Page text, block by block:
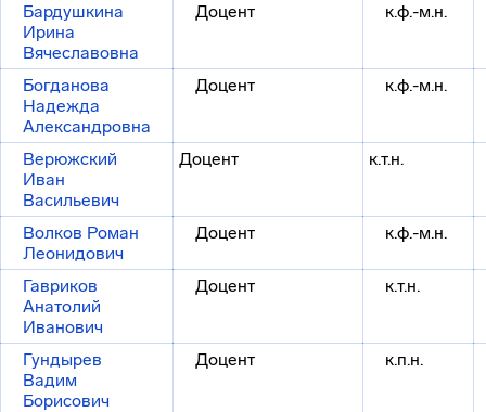
Бардушкина
Ирина
Вячеславовна
Доцент к.ф.-м.н.
Богданова
Надежда
Александровна
Доцент к.ф.-м.н.
Верюжский
Иван
Васильевич
Доцент к.т.н.
Волков Роман
Леонидович
Доцент к.ф.-м.н.
Гавриков
Анатолий
Иванович
Доцент к.т.н.
Гундырев
Вадим
Борисович
Доцент к.п.н.